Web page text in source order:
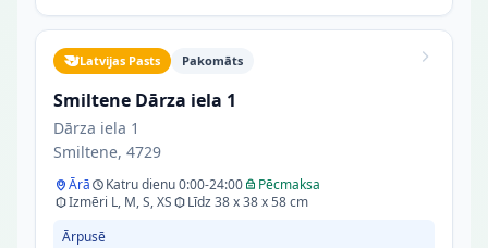
Latvijas Pasts Pakomāts
Smiltene Dārza iela 1
Dārza iela 1
Smiltene, 4729
Ārā Katru dienu 0:00-24:00
Pēcmaksa
Izmēri L, M, S, XS
Līdz 38 x 38 x 58 cm
Ārpusē